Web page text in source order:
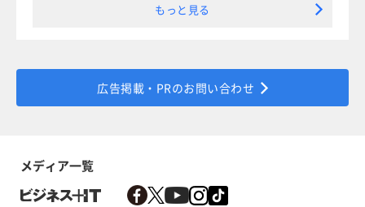
もっと見る
広告掲載・PRのお問い合わせ
メディア一覧